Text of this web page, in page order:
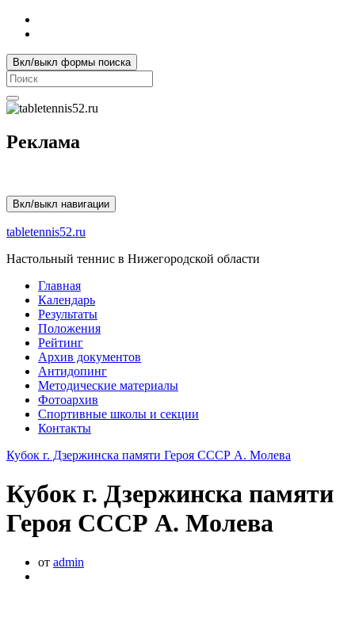
Вкл/выкл формы поиска
Search
for:
Реклама
Вкл/выкл навигации
tabletennis52.ru
Настольный теннис в Нижегородской области
Главная
Календарь
Результаты
Положения
Рейтинг
Архив документов
Антидопинг
Методические материалы
Фотоархив
Спортивные школы и секции
Контакты
Кубок г. Дзержинска памяти Героя СССР А. Молева
Кубок г. Дзержинска памяти
Героя СССР А. Молева
от admin